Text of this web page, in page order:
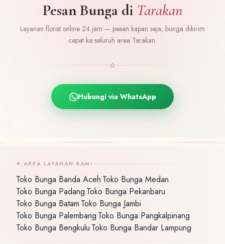
Pesan Bunga di Tarakan
Layanan florist online 24 jam — pesan kapan saja, bunga dikirim
cepat ke seluruh area Tarakan.
✿
Hubungi via WhatsApp
✦ AREA LAYANAN KAMI
Toko Bunga Banda Aceh Toko Bunga Medan
Toko Bunga Padang Toko Bunga Pekanbaru
Toko Bunga Batam Toko Bunga Jambi
Toko Bunga Palembang Toko Bunga Pangkalpinang
Toko Bunga Bengkulu Toko Bunga Bandar Lampung